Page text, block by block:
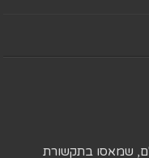
שמאסו בתקשורת